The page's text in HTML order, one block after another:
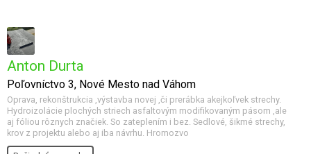
Anton Durta
Poľovníctvo 3, Nové Mesto nad Váhom
Oprava, rekonštrukcia ,výstavba novej ,či prerábka akejkoľvek strechy.
Hydroizolácie plochých striech asfaltovým modifikovaným pásom ,ale
aj fóliou rôznych značiek. So zateplením i bez. Sedlové, šikmé strechy,
krov z projektu alebo aj iba návrhu. Hromozvo